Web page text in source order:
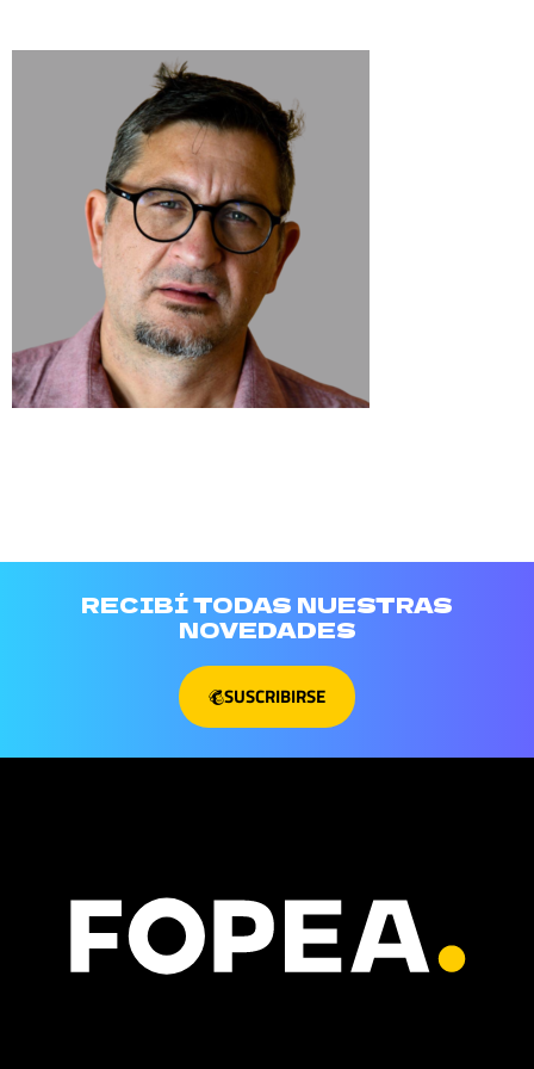
RECIBÍ TODAS NUESTRAS
NOVEDADES
SUSCRIBIRSE